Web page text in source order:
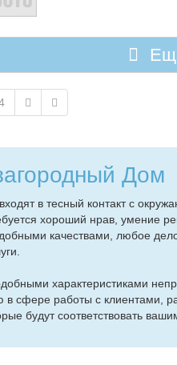
Дом
в тес­ный кон­такт с
хо­ро­ший нрав, уме­ние
ка­че­ства­ми, лю­бое
ха­рак­те­ри­сти­ка­ми
сфе­ре ра­бо­ты с кли­ен­та­ми,
бу­дут со­от­вет­ство­вать